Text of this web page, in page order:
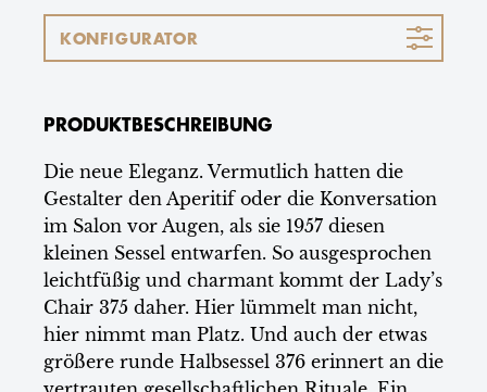
KONFIGURATOR
PRODUKTBESCHREIBUNG
Die neue Eleganz. Vermutlich hatten die
Gestalter den Aperitif oder die Konversation
im Salon vor Augen, als sie 1957 diesen
kleinen Sessel entwarfen. So ausgesprochen
leichtfüßig und charmant kommt der Lady’s
Chair 375 daher. Hier lümmelt man nicht,
hier nimmt man Platz. Und auch der etwas
größere runde Halbsessel 376 erinnert an die